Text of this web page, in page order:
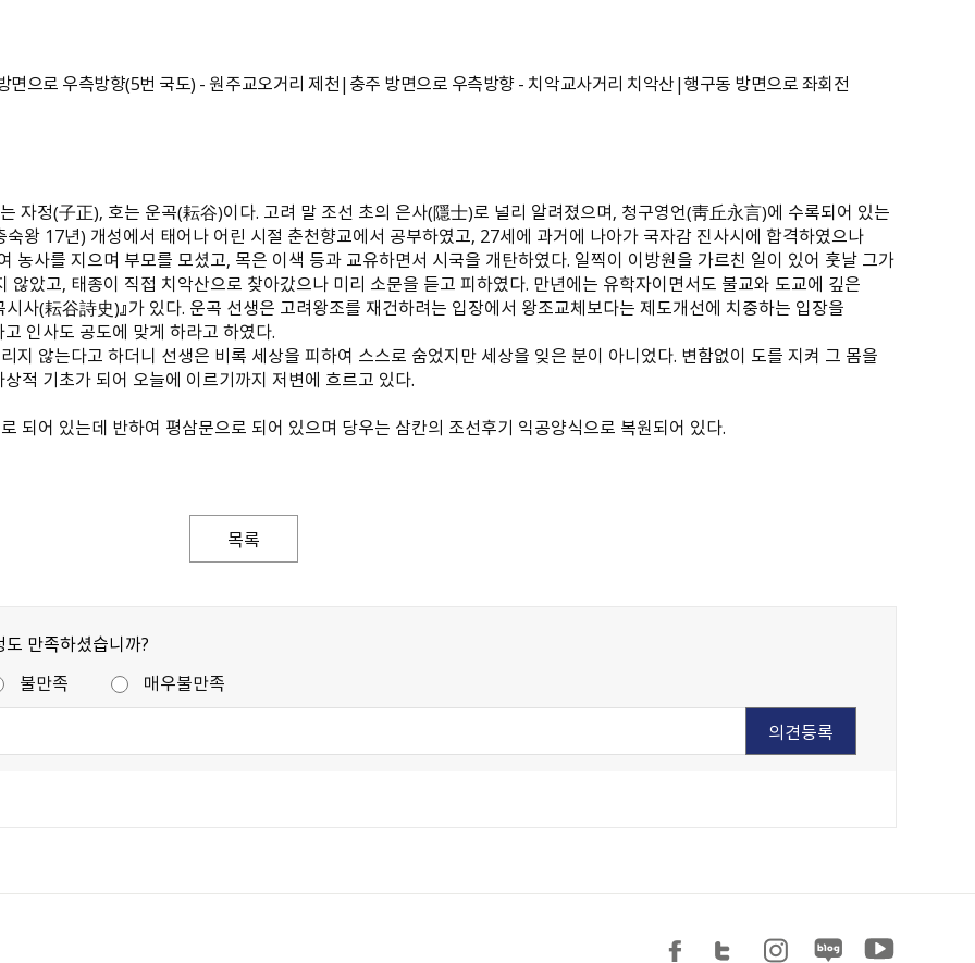
으로 우측방향（5번 국도） - 원주교오거리 제천|충주 방면으로 우측방향 - 치악교사거리 치악산|행구동 방면으로 좌회전
정（子正）, 호는 운곡（耘谷）이다. 고려 말 조선 초의 은사（隱士）로 널리 알려졌으며, 청구영언（靑丘永言）에 수록되어 있는
숙왕 17년） 개성에서 태어나 어린 시절 춘천향교에서 공부하였고, 27세에 과거에 나아가 국자감 진사시에 합격하였으나
농사를 지으며 부모를 모셨고, 목은 이색 등과 교유하면서 시국을 개탄하였다. 일찍이 이방원을 가르친 일이 있어 훗날 그가
았고, 태종이 직접 치악산으로 찾아갔으나 미리 소문을 듣고 피하였다. 만년에는 유학자이면서도 불교와 도교에 깊은
사（耘谷詩史）』가 있다. 운곡 선생은 고려왕조를 재건하려는 입장에서 왕조교체보다는 제도개선에 치중하는 입장을
고 인사도 공도에 맞게 하라고 하였다.
지 않는다고 하더니 선생은 비록 세상을 피하여 스스로 숨었지만 세상을 잊은 분이 아니었다. 변함없이 도를 지켜 그 몸을
적 기초가 되어 오늘에 이르기까지 저변에 흐르고 있다.
되어 있는데 반하여 평삼문으로 되어 있으며 당우는 삼칸의 조선후기 익공양식으로 복원되어 있다.
목록
만족하셨습니까?
불만족 매우불만족